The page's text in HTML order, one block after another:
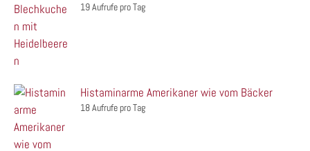
19 Aufrufe pro Tag
Histaminarme Amerikaner wie vom Bäcker
18 Aufrufe pro Tag